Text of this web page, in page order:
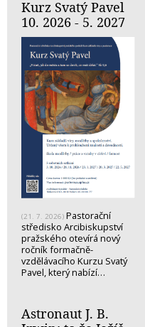
Kurz Svatý Pavel
10. 2026 - 5. 2027
(21. 7. 2026) Pastorační
středisko Arcibiskupství
pražského otevírá nový
ročník formačně-
vzdělávacího Kurzu Svatý
Pavel, který nabízí…
Astronaut J. B.